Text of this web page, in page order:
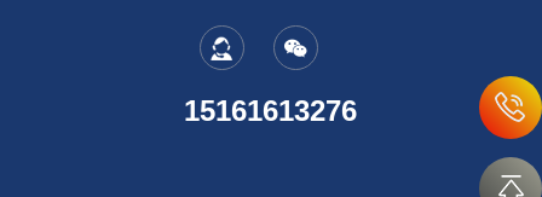
15161613276